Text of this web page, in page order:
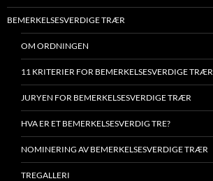
BEMERKELSESVERDIGE TRÆR
OM ORDNINGEN
11 KRITERIER FOR BEMERKELSESVERDIGE TRÆR
JURYEN FOR BEMERKELSESVERDIGE TRÆR
HVA ER ET BEMERKELSESVERDIG TRE?
NOMINERING AV BEMERKELSESVERDIGE TRÆR
TREGALLERI